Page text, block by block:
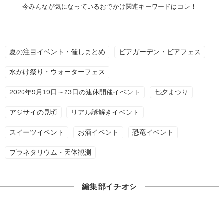
今みんなが気になっているおでかけ関連キーワードはコレ！
夏の注目イベント・催しまとめ ビアガーデン・ビアフェス
水かけ祭り・ウォーターフェス
2026年9月19日～23日の連休開催イベント 七夕まつり
アジサイの見頃 リアル謎解きイベント
スイーツイベント お酒イベント 恐竜イベント
プラネタリウム・天体観測
編集部イチオシ